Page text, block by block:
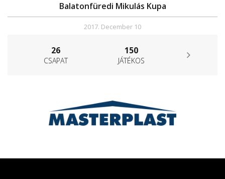
Balatonfüredi Mikulás Kupa
2017. December 10
26
CSAPAT
150
JÁTÉKOS